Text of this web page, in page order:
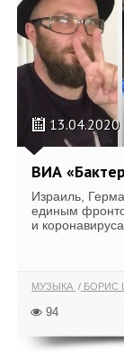
13.04.2020
ВИА
Израиль,
единым
и коронавируса.
МУЗЫКА БОРИС
94